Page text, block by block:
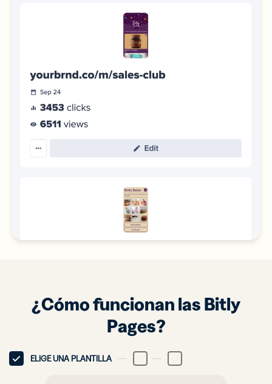
¿Cómo funcionan las Bitly
Pages?
ELIGE UNA PLANTILLA PERSONALIZA TU PÁGINA